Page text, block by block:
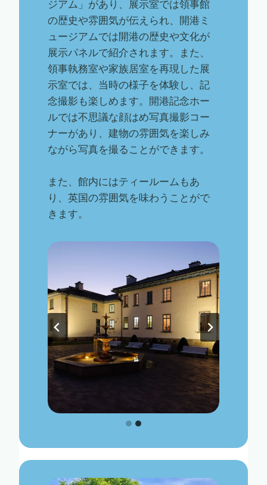
ジアム」があり、展示室では領事館
の歴史や雰囲気が伝えられ、開港ミ
ュージアムでは開港の歴史や文化が
展示パネルで紹介されます。また、
領事執務室や家族居室を再現した展
示室では、当時の様子を体験し、記
念撮影も楽しめます。開港記念ホー
ルでは不思議な顔はめ写真撮影コー
ナーがあり、建物の雰囲気を楽しみ
ながら写真を撮ることができます。
また、館内にはティールームもあ
り、英国の雰囲気を味わうことがで
きます。